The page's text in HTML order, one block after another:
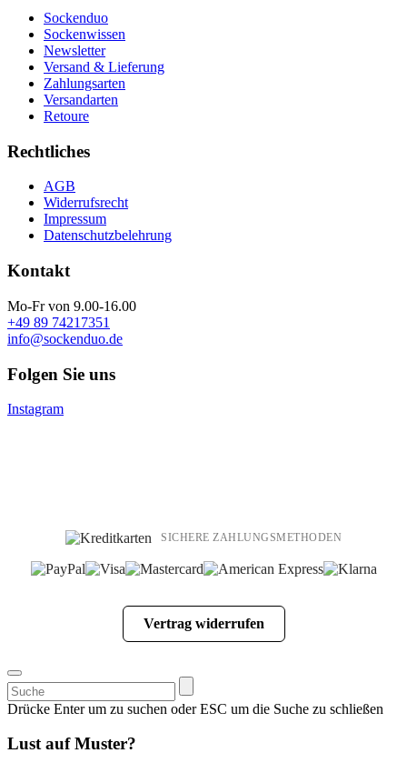
Sockenduo
Sockenwissen
Newsletter
Versand & Lieferung
Zahlungsarten
Versandarten
Retoure
Rechtliches
AGB
Widerrufsrecht
Impressum
Datenschutzbelehrung
Kontakt
Mo-Fr von 9.00-16.00
+49 89 74217351
info@sockenduo.de
Folgen Sie uns
Instagram
SICHERE ZAHLUNGSMETHODEN
Vertrag widerrufen
Suchen
nach:
Drücke Enter um zu suchen oder ESC um die Suche zu schließen
Lust auf Muster?